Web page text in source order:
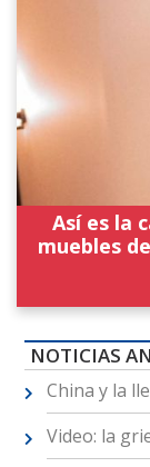
Así es la
muebles
NOTICIAS
China y la
Video: la